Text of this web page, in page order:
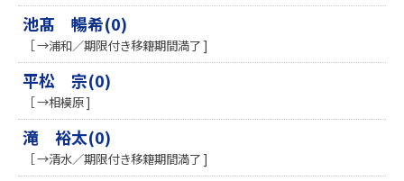
池髙 暢希(0)
［ →浦和／期限付き移籍期間満了 ]
平松 宗(0)
［ →相模原 ]
滝 裕太(0)
［ →清水／期限付き移籍期間満了 ]